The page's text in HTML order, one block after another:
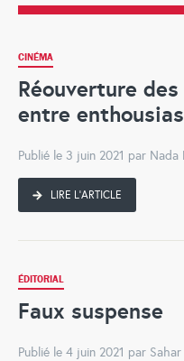
CINÉMA
Réouverture
entre
Publié le 3 juin 2021 par
LIRE L'ARTICLE
ÉDITORIAL
Faux suspense
Publié le 4 juin 2021 par